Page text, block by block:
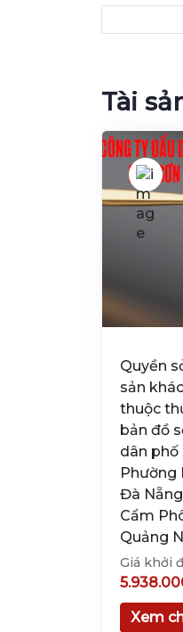
Tài
Quyền
sản
thuộc
bản đồ
dân phố
Phường
Đà Nẵng
Cẩm
Quảng
Giá khởi
Xem